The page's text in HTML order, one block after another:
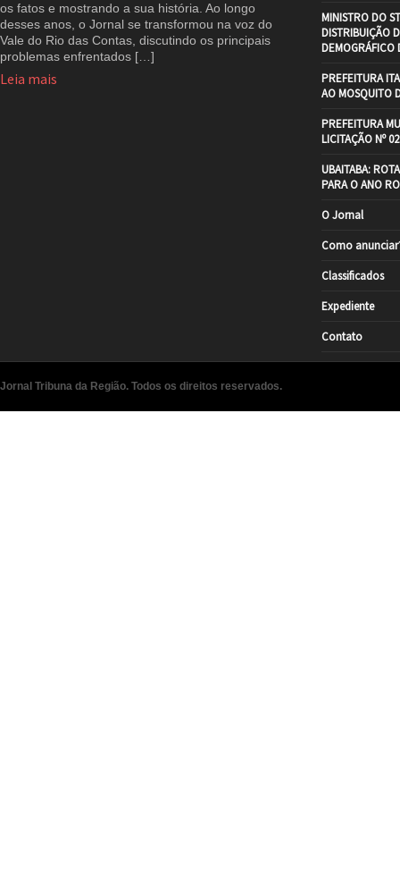
os fatos e mostrando a sua história. Ao longo
desses anos, o Jornal se transformou na voz do
Vale do Rio das Contas, discutindo os principais
problemas enfrentados […]
Leia mais
MINISTRO DO
DISTRIBUIÇÃO
DEMOGRÁFICO
PREFEITURA
AO MOSQUITO
PREFEITURA
LICITAÇÃO Nº
UBAITABA:
PARA O ANO
O Jornal
Como
Classificados
Expediente
Contato
Jornal Tribuna da Região. Todos os direitos reservados.